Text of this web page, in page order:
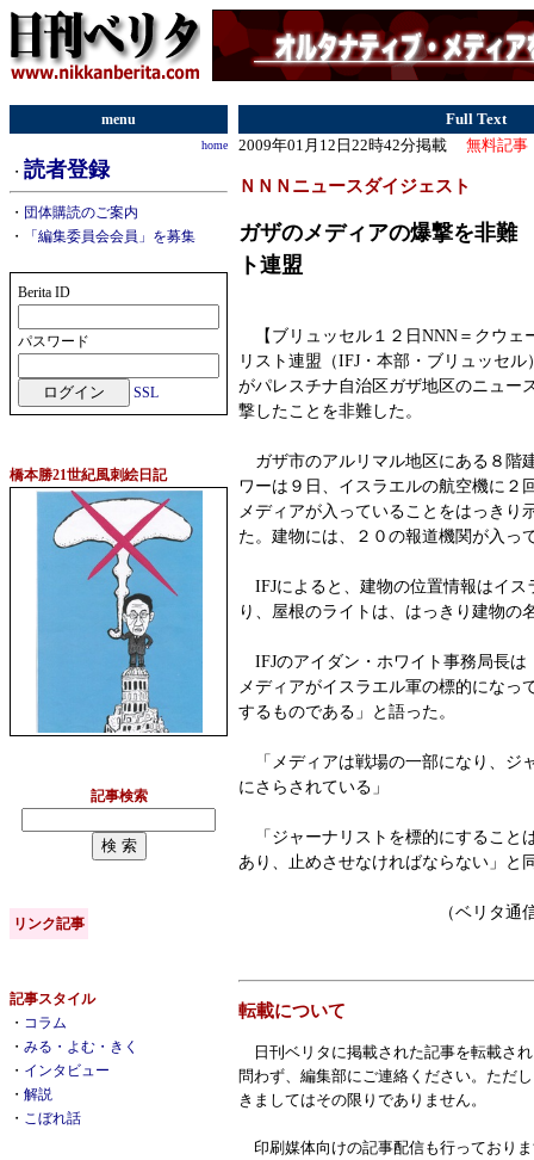
menu
home
・ 読者登録
・ 団体購読のご案内
・
「編集委員会会員」を募集
Berita ID
パスワード
SSL
橋本勝21世紀風刺絵日記
記事検索
リンク記事
記事スタイル
・ コラム
・ みる・よむ・きく
・ インタビュー
・ 解説
・ こぼれ話
Full Text
2009年01月12日22時42分掲載 無料記事
ＮＮＮニュースダイジェスト
ガザのメディアの爆撃を非
ト連盟
【ブリュッセル１２日NNN＝クウェ
リスト連盟（IFJ・本部・ブリュッセ
がパレスチナ自治区ガザ地区のニュー
撃したことを非難した。
ガザ市のアルリマル地区にある８階
ワーは９日、イスラエルの航空機に２
メディアが入っていることをはっきり
た。建物には、２０の報道機関が入っ
IFJによると、建物の位置情報はイス
り、屋根のライトは、はっきり建物の
IFJのアイダン・ホワイト事務局長は
メディアがイスラエル軍の標的になっ
するものである」と語った。
「メディアは戦場の一部になり、ジ
にさらされている」
「ジャーナリストを標的にすること
あり、止めさせなければならない」と
（ベリタ通信編集部
転載について
日刊ベリタに掲載された記事を転載さ
問わず、編集部にご連絡ください。ただ
きましてはその限りでありません。
印刷媒体向けの記事配信も行っており